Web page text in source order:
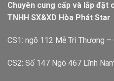
Chuyên cung cấp và lắp đặt
TNHH SX&XD Hòa Phát Star
CS1: ngõ 112 Mễ Trì Thượng
CS2: Số 147 Ngõ 467 Lĩnh